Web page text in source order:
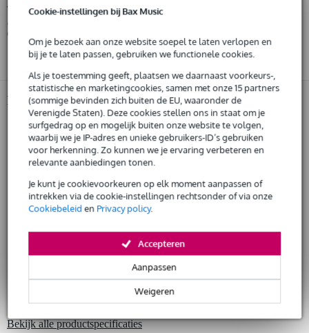
Cookie-instellingen bij Bax Music
Om je bezoek aan onze website soepel te laten verlopen en
bij je te laten passen, gebruiken we functionele cookies.
Als je toestemming geeft, plaatsen we daarnaast voorkeurs-,
statistische en marketingcookies, samen met onze 15 partners
(sommige bevinden zich buiten de EU, waaronder de
Verenigde Staten). Deze cookies stellen ons in staat om je
surfgedrag op en mogelijk buiten onze website te volgen,
waarbij we je IP-adres en unieke gebruikers-ID’s gebruiken
voor herkenning. Zo kunnen we je ervaring verbeteren en
relevante aanbiedingen tonen.
Je kunt je cookievoorkeuren op elk moment aanpassen of
intrekken via de cookie-instellingen rechtsonder of via onze
Cookiebeleiden Privacy policy.
Weigeren
Aanpassen
Accepteren
Huur dit product al vanaf 25 euro per maand
Huur meerdere producten tegelijk: min. € 300,- en max.
Gratisthuisbezorgd of op te halen in de winkel
Al na 4 maanden maandelijks opzegbaar
De mogelijkheid om je product(en) met korting te kopen
Snelle vervanging door Bax Music bij een defect
Huur dit product
Twijfel je of deCordoba Protégé C1M-CE elektrisch-
akoestische klassieke gitaar, 4/4-formaat
de check.
Start de check
Productinformatie
Cordoba elektrisch-akoestische klassieke gitaar
model: C1M-CE
serie: Protégé
body
formaat: 4/4
afwerking: zijdeglans polyurethaan
profiel: C
Bekijk alle productspecificaties